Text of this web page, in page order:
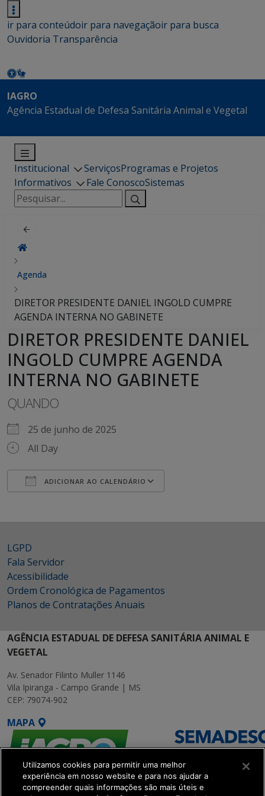
ir para conteúdoir para navegaçãoir para busca
Ouvidoria Transparência
IAGRO
Agência Estadual de Defesa Sanitária Animal e Vegetal
Institucional ServiçosProgramas e Projetos
Informativos
Fale ConoscoSistemas
Pesquisar
por:
Agenda
DIRETOR PRESIDENTE DANIEL INGOLD CUMPRE
AGENDA INTERNA NO GABINETE
DIRETOR PRESIDENTE DANIEL
INGOLD CUMPRE AGENDA
INTERNA NO GABINETE
QUANDO
25 de junho de 2025
All Day
ADICIONAR AO CALENDÁRIO
LGPD
Fala Servidor
Acessibilidade
Ordem Cronológica de Pagamentos
Planos de Contratações Anuais
AGÊNCIA ESTADUAL DE DEFESA SANITÁRIA ANIMAL E
VEGETAL
Av. Senador Filinto Muller 1146
Vila Ipiranga - Campo Grande | MS
CEP: 79074-902
MAPA
Utilizamos cookies para permitir uma melhor
experiência em nosso website e para nos ajudar a
compreender quais informações são mais úteis e